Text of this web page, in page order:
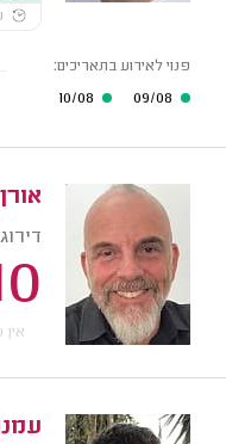
פנוי לאירוע בתאריכים:
אורן
אין